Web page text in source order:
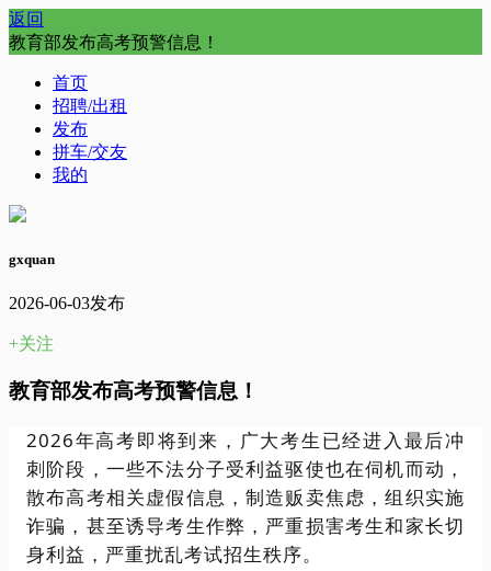
返回
教育部发布高考预警信息！
首页
招聘/出租
发布
拼车/交友
我的
gxquan
2026-06-03发布
+关注
教育部发布高考预警信息！
2026年高考即将到来，广大考生已经进入最后冲
刺阶段，一些不法分子受利益驱使也在伺机而动，
散布高考相关虚假信息，制造贩卖焦虑，组织实施
诈骗，甚至诱导考生作弊，严重损害考生和家长切
身利益，严重扰乱考试招生秩序。